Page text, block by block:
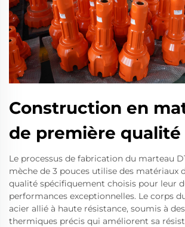
Construction en
de première qualité
Le processus de fabrication du marteau
mèche de 3 pouces utilise des matériaux
qualité spécifiquement choisis pour leur
performances exceptionnelles. Le corps
acier allié à haute résistance, soumis à
thermiques précis qui améliorent sa